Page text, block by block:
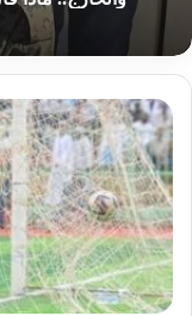
المصباح ابو
والخارج.. ماذا
نقل
مجموعة
أبو
حمد
في
الممتاز
إلى
دنقلا